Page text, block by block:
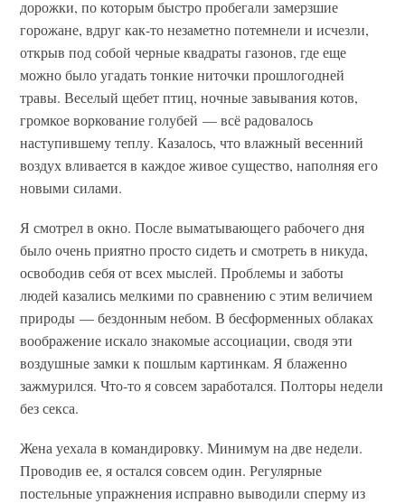
дорожки, по которым быстро пробегали замерзшие
горожане, вдруг как-то незаметно потемнели и исчезли,
открыв под собой черные квадраты газонов, где еще
можно было угадать тонкие ниточки прошлогодней
травы. Веселый щебет птиц, ночные завывания котов,
громкое воркование голубей — всё радовалось
наступившему теплу. Казалось, что влажный весенний
воздух вливается в каждое живое существо, наполняя его
новыми силами.
Я смотрел в окно. После выматывающего рабочего дня
было очень приятно просто сидеть и смотреть в никуда,
освободив себя от всех мыслей. Проблемы и заботы
людей казались мелкими по сравнению с этим величием
природы — бездонным небом. В бесформенных облаках
воображение искало знакомые ассоциации, сводя эти
воздушные замки к пошлым картинкам. Я блаженно
зажмурился. Что-то я совсем заработался. Полторы недели
без секса.
Жена уехала в командировку. Минимум на две недели.
Проводив ее, я остался совсем один. Регулярные
постельные упражнения исправно выводили сперму из